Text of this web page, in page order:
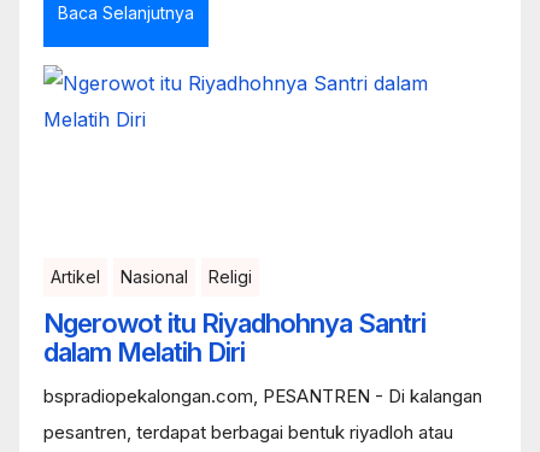
Baca Selanjutnya
Artikel Nasional Religi
Ngerowot itu Riyadhohnya Santri
dalam Melatih Diri
bspradiopekalongan.com, PESANTREN - Di kalangan
pesantren, terdapat berbagai bentuk riyadloh atau